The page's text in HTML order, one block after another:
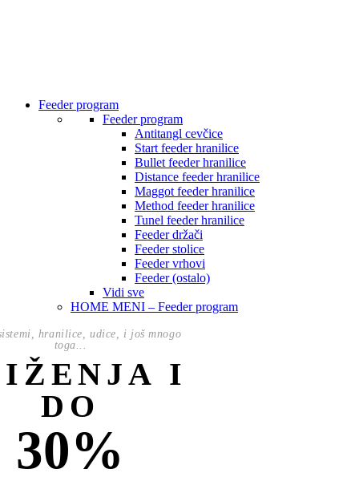
Feeder program
Feeder program
Antitangl cevčice
Start feeder hranilice
Bullet feeder hranilice
Distance feeder hranilice
Maggot feeder hranilice
Method feeder hranilice
Tunel feeder hranilice
Feeder držači
Feeder stolice
Feeder vrhovi
Feeder (ostalo)
Vidi sve
HOME MENI – Feeder program
hranilice, udice, i još mnogo
toga...
I
DO
30%